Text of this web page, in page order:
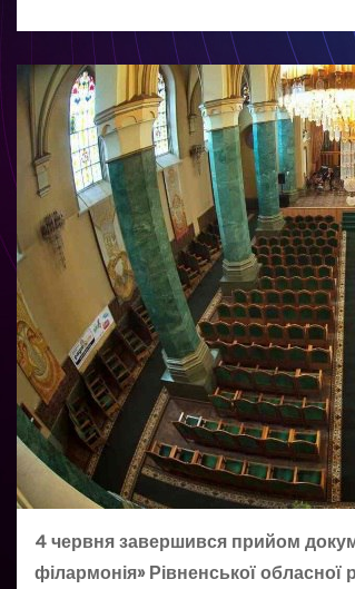
4 червня завершився прийом
філармонія» Рівненської